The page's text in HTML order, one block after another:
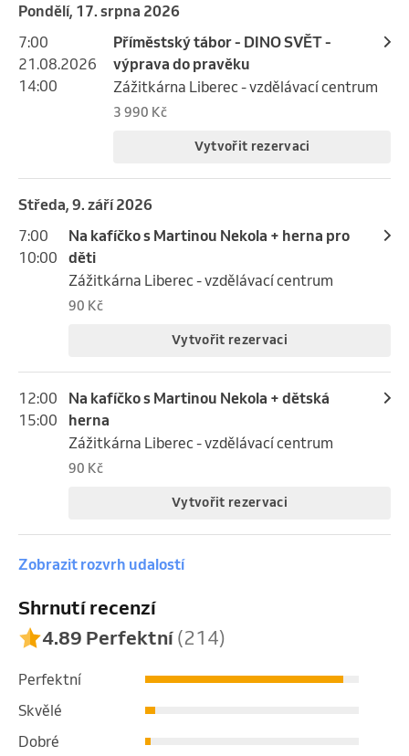
pondělí, 17. srpna 2026
7:00
21.08.2026
14:00
Příměstský tábor - DINO SVĚT -
výprava do pravěku
Zážitkárna Liberec - vzdělávací centrum
3 990 Kč
Vytvořit rezervaci
středa, 9. září 2026
7:00
10:00
Na kafíčko s Martinou Nekola + herna pro
děti
Zážitkárna Liberec - vzdělávací centrum
90 Kč
Vytvořit rezervaci
12:00
15:00
Na kafíčko s Martinou Nekola + dětská
herna
Zážitkárna Liberec - vzdělávací centrum
90 Kč
Vytvořit rezervaci
Zobrazit rozvrh udalostí
Shrnutí recenzí
4.89 Perfektní(214)
Perfektní
Skvělé
Dobré